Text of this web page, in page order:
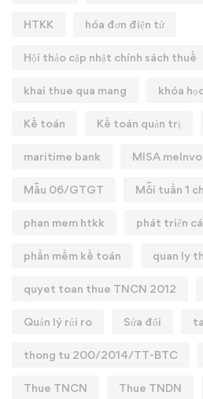
HTKK hóa đơn điện tử
Hội thảo cập nhật chính sách thuế
khai thue qua mang khóa
Kế toán Kế toán quản trị
maritime bank MISA
Mẫu 06/GTGT Mỗi tuần 1
phan mem htkk phát triển
phần mềm kế toán quan ly
quyet toan thue TNCN 2012
Quản lý rủi ro Sửa đổi
thong tu 200/2014/TT-BTC
Thue TNCN Thue TNDN